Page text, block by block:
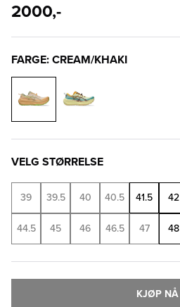
2000,-
FARGE: CREAM/KHAKI
VELG STØRRELSE
39 39.5 40 40.5 41.5 42
44.5 45 46 46.5 47 48
KJØP NÅ